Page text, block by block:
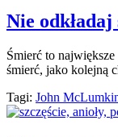
Nie
Śmierć to
śmierć, jako kolejną
Tagi: John